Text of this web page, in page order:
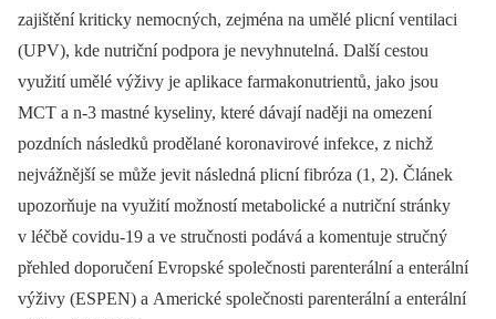
zajištění kriticky nemocných, zejména na umělé plicní ventilaci
(UPV), kde nutriční podpora je nevyhnutelná. Další cestou
využití umělé výživy je aplikace farmakonutrientů, jako jsou
MCT a n-3 mastné kyseliny, které dávají naději na omezení
pozdních následků prodělané koronavirové infekce, z nichž
nejvážnější se může jevit následná plicní fibróza (1, 2). Článek
upozorňuje na využití možností metabolické a nutriční stránky
v léčbě covidu-19 a ve stručnosti podává a komentuje stručný
přehled doporučení Evropské společnosti parenterální a enterální
výživy (ESPEN) a Americké společnosti parenterální a enterální